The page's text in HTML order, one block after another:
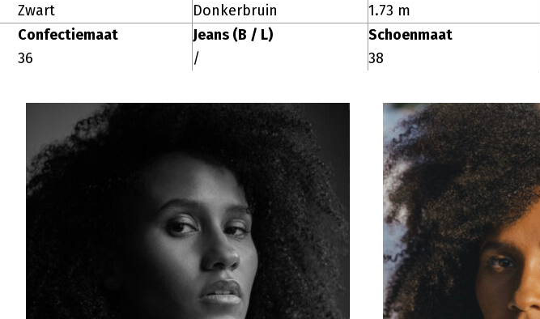
Zwart
Donkerbruin
1.73 m
Confectiemaat
36
Jeans (B / L)
/
Schoenmaat
38